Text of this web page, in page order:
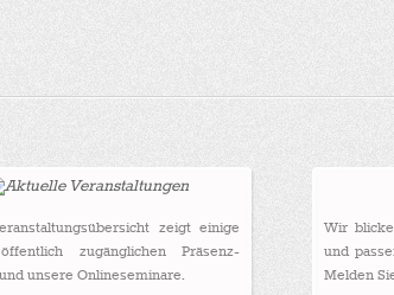
zeigt einige
zugänglichen Präsenz-
unsere Onlineseminare.
Wir
und
Melden